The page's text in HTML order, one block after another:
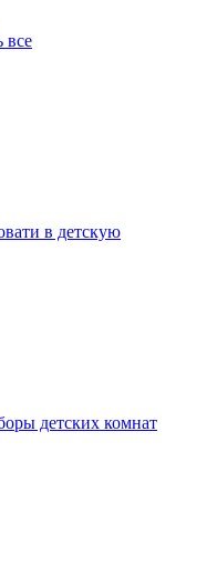
все
в детскую
детских комнат